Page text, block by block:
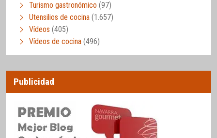
Turismo gastronómico (97)
Utensilios de cocina (1.657)
Vídeos (405)
Vídeos de cocina (496)
Publicidad